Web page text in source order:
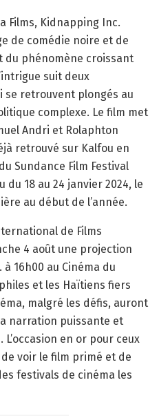
Films, Kidnapping Inc.
de comédie noire et de
du phénomène croissant
suit deux
retrouvent plongés au
complexe. Le film met
Andri et Rolaphton
retrouvé sur Kalfou en
Sundance Film Festival
du 18 au 24 janvier 2024, le
au début de l’année.
de Films
4 août une projection
16h00 au Cinéma du
et les Haïtiens fiers
malgré les défis, auront
narration puissante et
en or pour ceux
voir le film primé et de
festivals de cinéma les